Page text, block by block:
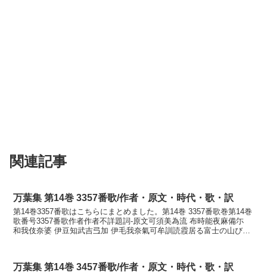
関連記事
万葉集 第14巻 3357番歌/作者・原文・時代・歌・訳
第14巻3357番歌はこちらにまとめました。第14巻 3357番歌巻第14巻
歌番号3357番歌作者作者不詳題詞-原文可須美為流 布時能夜麻備尓
和我伎奈婆 伊豆知武吉弖加 伊毛我奈氣可牟訓読霞居る富士の山びに
万葉集 第14巻 3457番歌/作者・原文・時代・歌・訳